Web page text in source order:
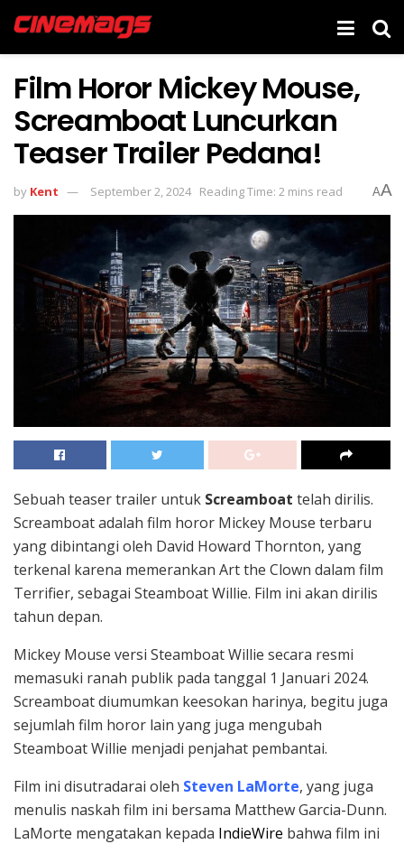
Film Horor Mickey Mouse,
Screamboat Luncurkan
Teaser Trailer Pedana!
by Kent September 2, 2024 Reading Time: 2 mins read AA
Sebuah teaser trailer untuk Screamboat telah dirilis.
Screamboat adalah film horor Mickey Mouse terbaru
yang dibintangi oleh David Howard Thornton, yang
terkenal karena memerankan Art the Clown dalam film
Terrifier, sebagai Steamboat Willie. Film ini akan dirilis
tahun depan.
Mickey Mouse versi Steamboat Willie secara resmi
memasuki ranah publik pada tanggal 1 Januari 2024.
Screamboat diumumkan keesokan harinya, begitu juga
sejumlah film horor lain yang juga mengubah
Steamboat Willie menjadi penjahat pembantai.
Film ini disutradarai oleh Steven LaMorte, yang juga
menulis naskah film ini bersama Matthew Garcia-Dunn.
LaMorte mengatakan kepada IndieWire bahwa film ini